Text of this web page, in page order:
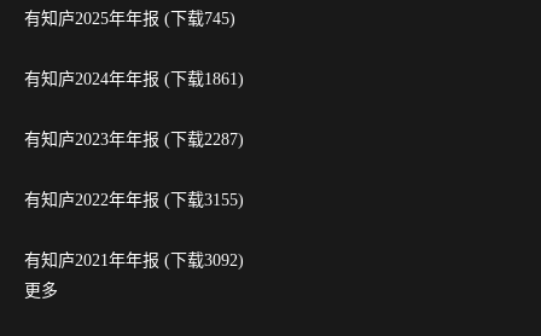
有知庐2025年年报 (下载745)
有知庐2024年年报 (下载1861)
有知庐2023年年报 (下载2287)
有知庐2022年年报 (下载3155)
有知庐2021年年报 (下载3092)
更多